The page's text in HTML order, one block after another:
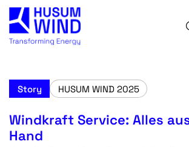
Story HUSUM WIND 2025
Windkraft Service: Alles
Hand